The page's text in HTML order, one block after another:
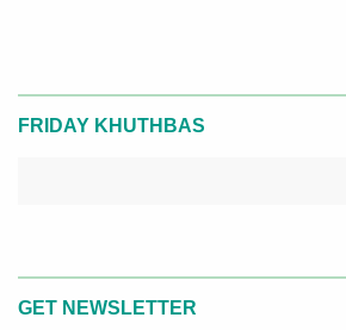
FRIDAY KHUTHBAS
GET NEWSLETTER